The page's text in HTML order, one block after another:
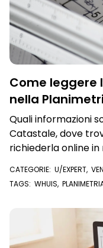
Come leggere
nella
Quali informazioni
Catastale, dove
richiederla online
CATEGORIE: U/EXPERT,
DOCUMENTI ONLINE,
TAGS: WHUIS,